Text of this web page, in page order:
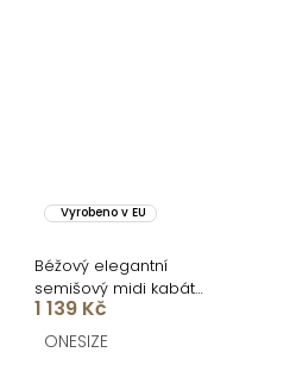
Vyrobeno v EU
Béžový elegantní
semišový midi kabát
AERISCA
1 139 Kč
ONESIZE